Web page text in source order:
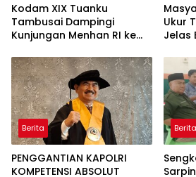
Kodam XIX Tuanku
Tambusai Dampingi
Kunjungan Menhan RI ke
Perkuat Pembangunan
Satuan
Ukur
Jelas
Berita
PENGGANTIAN KAPOLRI
KOMPETENSI ABSOLUT
Berita